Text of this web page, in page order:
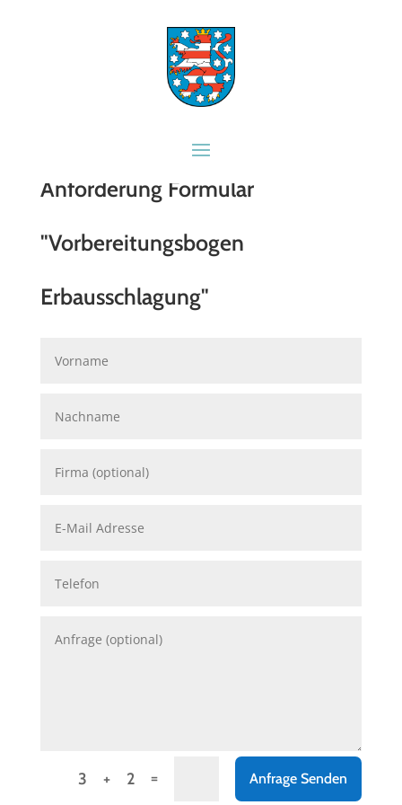
Anforderung Formular
"Vorbereitungsbogen
Erbausschlagung"
3 + 2 = Anfrage Senden